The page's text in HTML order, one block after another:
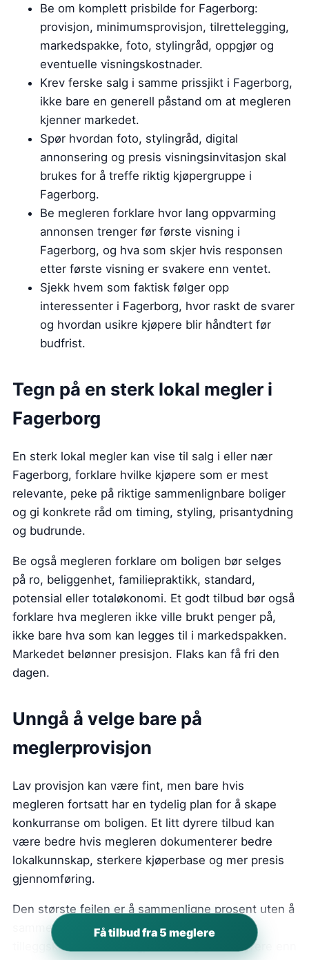
Be om komplett prisbilde for Fagerborg:
provisjon, minimumsprovisjon, tilrettelegging,
markedspakke, foto, stylingråd, oppgjør og
eventuelle visningskostnader.
Krev ferske salg i samme prissjikt i Fagerborg,
ikke bare en generell påstand om at megleren
kjenner markedet.
Spør hvordan foto, stylingråd, digital
annonsering og presis visningsinvitasjon skal
brukes for å treffe riktig kjøpergruppe i
Fagerborg.
Be megleren forklare hvor lang oppvarming
annonsen trenger før første visning i
Fagerborg, og hva som skjer hvis responsen
etter første visning er svakere enn ventet.
Sjekk hvem som faktisk følger opp
interessenter i Fagerborg, hvor raskt de svarer
og hvordan usikre kjøpere blir håndtert før
budfrist.
Tegn på en sterk lokal megler i
Fagerborg
En sterk lokal megler kan vise til salg i eller nær
Fagerborg, forklare hvilke kjøpere som er mest
relevante, peke på riktige sammenlignbare boliger
og gi konkrete råd om timing, styling, prisantydning
og budrunde.
Be også megleren forklare om boligen bør selges
på ro, beliggenhet, familiepraktikk, standard,
potensial eller totaløkonomi. Et godt tilbud bør også
forklare hva megleren ikke ville brukt penger på,
ikke bare hva som kan legges til i markedspakken.
Markedet belønner presisjon. Flaks kan få fri den
dagen.
Unngå å velge bare på
meglerprovisjon
Lav provisjon kan være fint, men bare hvis
megleren fortsatt har en tydelig plan for å skape
konkurranse om boligen. Et litt dyrere tilbud kan
være bedre hvis megleren dokumenterer bedre
lokalkunnskap, sterkere kjøperbase og mer presis
gjennomføring.
Den største feilen er å sammenligne prosent uten å
sammenligne risiko. I Fagerborg kan uklare
tilleggskostnader som gjør et billig tilbud dyrere enn
Få tilbud fra 5 meglere